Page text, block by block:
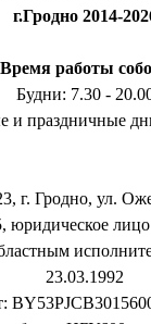
г.Гродно 2014-
Время работы
Будни: 7.30 -
и праздничные
г. Гродно, ул.
лицо
23.03.1992